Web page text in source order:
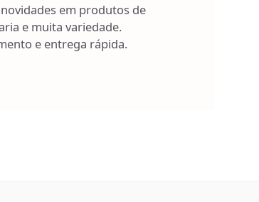
em produtos de
e muita variedade.
e entrega rápida.